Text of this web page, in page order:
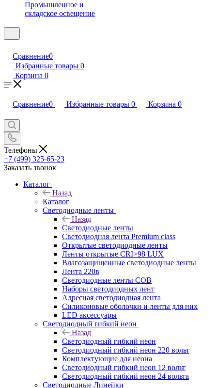
Промышленное и
складское освещение
Сравнение0
Избранные товары 0
Корзина 0
Сравнение0 Избранные товары 0 Корзина 0
Телефоны
+7 (499) 325-65-23
Заказать звонок
Каталог
Назад
Каталог
Светодиодные ленты
Назад
Светодиодные ленты
Светодиодная лента Premium class
Открытые светодиодные ленты
Ленты открытые CRI>98 LUX
Влагозащищенные светодиодные ленты
Лента 220в
Светодиодные ленты COB
Наборы светодиодных лент
Адресная светодиодная лента
Силиконовые оболочки и ленты для них
LED аксессуары
Светодиодный гибкий неон
Назад
Светодиодный гибкий неон
Светодиодный гибкий неон 220 вольт
Комплектующие для неона
Светодиодный гибкий неон 12 вольт
Светодиодный гибкий неон 24 вольта
Светодиодные Линейки